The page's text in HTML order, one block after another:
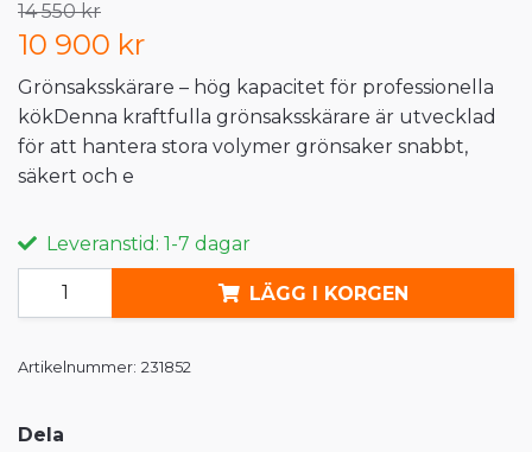
14 550 kr
10 900 kr
Grönsaksskärare – hög kapacitet för professionella
kökDenna kraftfulla grönsaksskärare är utvecklad
för att hantera stora volymer grönsaker snabbt,
säkert och e
Leveranstid: 1-7 dagar
LÄGG I KORGEN
Artikelnummer: 231852
Dela